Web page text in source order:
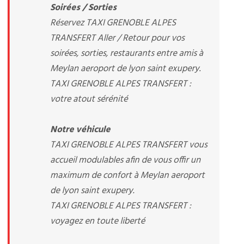
Soirées / Sorties
Réservez TAXI GRENOBLE ALPES
TRANSFERT Aller / Retour pour vos
soirées, sorties, restaurants entre amis à
Meylan aeroport de lyon saint exupery.
TAXI GRENOBLE ALPES TRANSFERT :
votre atout sérénité
Notre véhicule
TAXI GRENOBLE ALPES TRANSFERT vous
accueil modulables afin de vous offir un
maximum de confort à Meylan aeroport
de lyon saint exupery.
TAXI GRENOBLE ALPES TRANSFERT :
voyagez en toute liberté